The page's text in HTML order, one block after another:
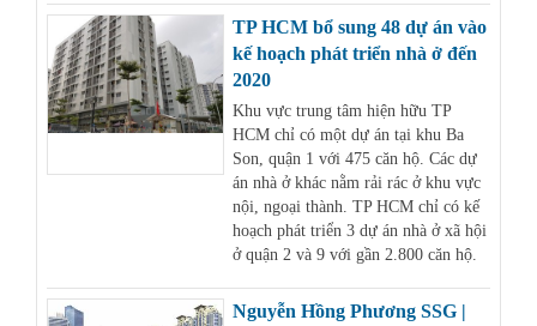
TP HCM bổ sung 48 dự án vào
kế hoạch phát triển nhà ở đến
2020
Khu vực trung tâm hiện hữu TP
HCM chỉ có một dự án tại khu Ba
Son, quận 1 với 475 căn hộ. Các dự
án nhà ở khác nằm rải rác ở khu vực
nội, ngoại thành. TP HCM chỉ có kế
hoạch phát triển 3 dự án nhà ở xã hội
ở quận 2 và 9 với gần 2.800 căn hộ.
Nguyễn Hồng Phương SSG |